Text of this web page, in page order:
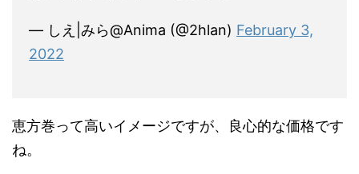
— しえ|みら@Anima (@2hlan) February 3,
2022
恵方巻って高いイメージですが、良心的な価格です
ね。